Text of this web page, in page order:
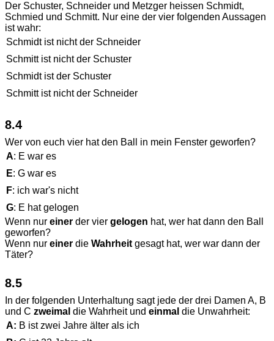
Der Schuster, Schneider und Metzger heissen Schmidt,
Schmied und Schmitt. Nur eine der vier folgenden Aussagen
ist wahr:
Schmidt ist nicht der Schneider
Schmitt ist nicht der Schuster
Schmidt ist der Schuster
Schmitt ist nicht der Schneider
8.4
Wer von euch vier hat den Ball in mein Fenster geworfen?
A: E war es
E: G war es
F: ich war's nicht
G: E hat gelogen
Wenn nur einer der vier gelogen hat, wer hat dann den Ball
geworfen?
Wenn nur einer die Wahrheit gesagt hat, wer war dann der
Täter?
8.5
In der folgenden Unterhaltung sagt jede der drei Damen A, B
und C zweimal die Wahrheit und einmal die Unwahrheit:
A: B ist zwei Jahre älter als ich